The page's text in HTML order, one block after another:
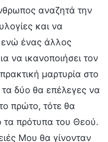
αναζητά την
και να
ενώ ένας άλλος
να ικανοποιήσει τον
μαρτυρία στο
δύο θα επέλεγες να
πρώτο, τότε θα
πρότυπα του Θεού.
Μου θα γίνονταν